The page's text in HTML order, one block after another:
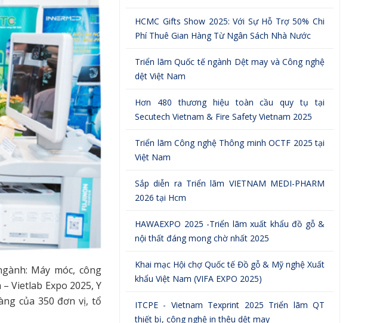
Máy móc, công
Vietlab Expo 2025, Y
của 350 đơn vị, tổ
HCMC Gifts Show 2025: Với Sự Hỗ Trợ 50% Chi
Phí Thuê Gian Hàng Từ Ngân Sách Nhà Nước
Triển lãm Quốc tế ngành Dệt may và Công nghệ
dệt Việt Nam
Hơn 480 thương hiệu toàn cầu quy tụ tại
Secutech Vietnam & Fire Safety Vietnam 2025
Triển lãm Công nghệ Thông minh OCTF 2025 tại
Việt Nam
Sắp diễn ra Triển lãm VIETNAM MEDI-PHARM
2026 tại Hcm
HAWAEXPO 2025 -Triển lãm xuất khẩu đồ gỗ &
nội thất đáng mong chờ nhất 2025
Khai mạc Hội chợ Quốc tế Đồ gỗ & Mỹ nghệ Xuất
khẩu Việt Nam (VIFA EXPO 2025)
ITCPE - Vietnam Texprint 2025 Triển lãm QT
thiết bị, công nghệ in thêu dệt may